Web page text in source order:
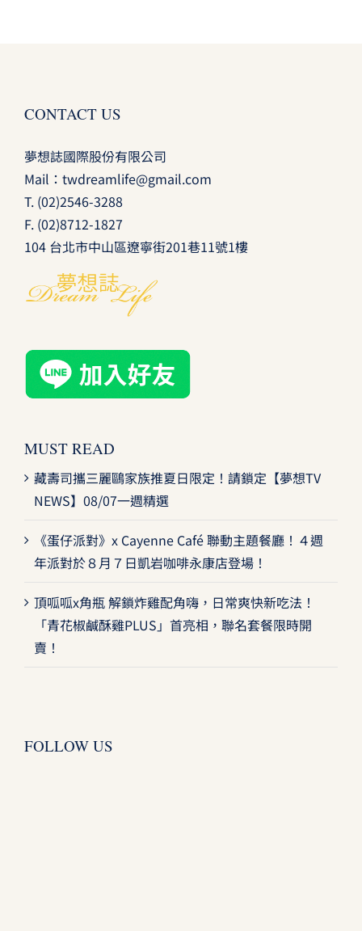
CONTACT US
夢想誌國際股份有限公司
Mail： twdreamlife@gmail.com
T. (02)2546-3288
F. (02)8712-1827
104 台北市中山區遼寧街201巷11號1樓
MUST READ
藏壽司攜三麗鷗家族推夏日限定！請鎖定【夢想TV
NEWS】08/07一週精選
《蛋仔派對》x Cayenne Café 聯動主題餐廳！４週
年派對於８月７日凱岩咖啡永康店登場！
頂呱呱x角瓶 解鎖炸雞配角嗨，日常爽快新吃法！
「青花椒鹹酥雞PLUS」首亮相，聯名套餐限時開
賣！
FOLLOW US